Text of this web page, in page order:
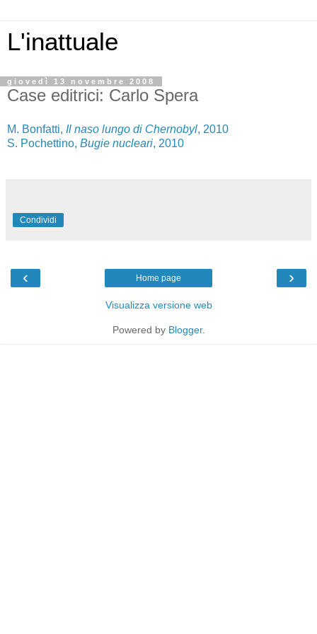
L'inattuale
giovedì 13 novembre 2008
Case editrici: Carlo Spera
M. Bonfatti, Il naso lungo di Chernobyl, 2010
S. Pochettino, Bugie nucleari, 2010
Condividi
‹ ›
Home page
Visualizza versione web
Powered by Blogger.